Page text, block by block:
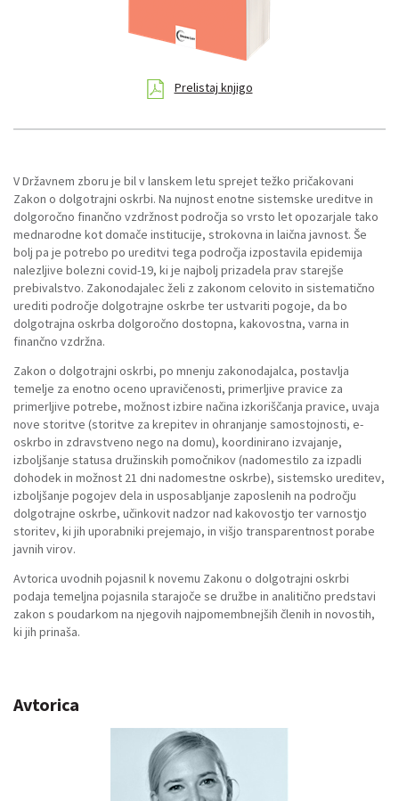
Prelistaj knjigo
V Državnem zboru je bil v lanskem letu sprejet težko pričakovani
Zakon o dolgotrajni oskrbi. Na nujnost enotne sistemske ureditve in
dolgoročno finančno vzdržnost področja so vrsto let opozarjale tako
mednarodne kot domače institucije, strokovna in laična javnost. Še
bolj pa je potrebo po ureditvi tega področja izpostavila epidemija
nalezljive bolezni covid-19, ki je najbolj prizadela prav starejše
prebivalstvo. Zakonodajalec želi z zakonom celovito in sistematično
urediti področje dolgotrajne oskrbe ter ustvariti pogoje, da bo
dolgotrajna oskrba dolgoročno dostopna, kakovostna, varna in
finančno vzdržna.
Zakon o dolgotrajni oskrbi, po mnenju zakonodajalca, postavlja
temelje za enotno oceno upravičenosti, primerljive pravice za
primerljive potrebe, možnost izbire načina izkoriščanja pravice, uvaja
nove storitve (storitve za krepitev in ohranjanje samostojnosti, e-
oskrbo in zdravstveno nego na domu), koordinirano izvajanje,
izboljšanje statusa družinskih pomočnikov (nadomestilo za izpadli
dohodek in možnost 21 dni nadomestne oskrbe), sistemsko ureditev,
izboljšanje pogojev dela in usposabljanje zaposlenih na področju
dolgotrajne oskrbe, učinkovit nadzor nad kakovostjo ter varnostjo
storitev, ki jih uporabniki prejemajo, in višjo transparentnost porabe
javnih virov.
Avtorica uvodnih pojasnil k novemu Zakonu o dolgotrajni oskrbi
podaja temeljna pojasnila starajoče se družbe in analitično predstavi
zakon s poudarkom na njegovih najpomembnejših členih in novostih,
ki jih prinaša.
Avtorica